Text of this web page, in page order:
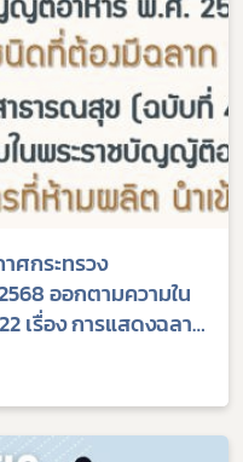
ศกระทรวง
ออกตามความใน
เรื่อง การแสดงฉลาก
ศกระทรวง
ออกตามความใน
เรื่อง กำหนดอาหารที่